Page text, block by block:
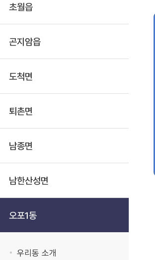
초월읍
곤지암읍
도척면
퇴촌면
남종면
남한산성면
오포1동
우리동 소개